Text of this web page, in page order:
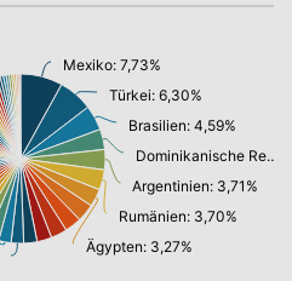
Mexiko: 7,73%
Türkei: 6,30%
Brasilien: 4,59%
Dominikanische Republik: 3,74%
Argentinien: 3,71%
Rumänien: 3,70%
Ägypten: 3,27%